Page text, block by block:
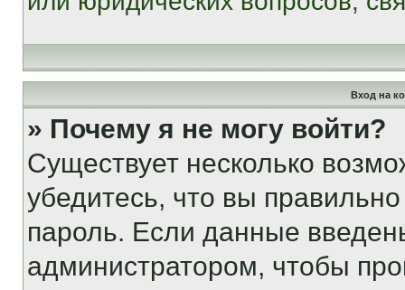
Вход на
» Почему я не могу войти?
Существует несколько
убедитесь, что вы
пароль. Если данные
администратором, чтобы